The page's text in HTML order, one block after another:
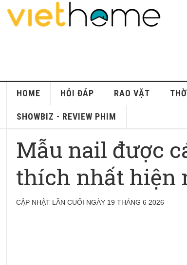
HOME HỎI ĐÁP RAO VẶT
SHOWBIZ - REVIEW PHIM
Mẫu nail được
thích nhất hiện
CẬP NHẬT LẦN CUỐI NGÀY 19 THÁNG 6 2026